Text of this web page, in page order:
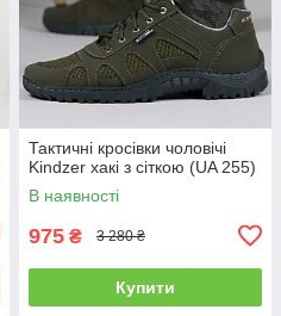
Тактичні кросівки чоловічі
Kindzer хакі з сіткою (UA 255)
В наявності
975 ₴ 3 280 ₴
Купити